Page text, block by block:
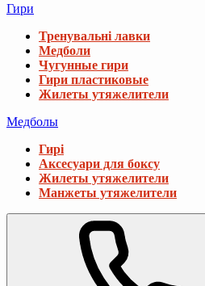
Гири
Тренувальні лавки
Медболи
Чугунные гири
Гири пластиковые
Жилеты утяжелители
Медболы
Гирі
Аксесуари для боксу
Жилеты утяжелители
Манжеты утяжелители